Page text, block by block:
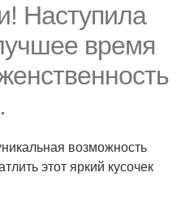
Наступила
время
возможность
этот яркий кусочек